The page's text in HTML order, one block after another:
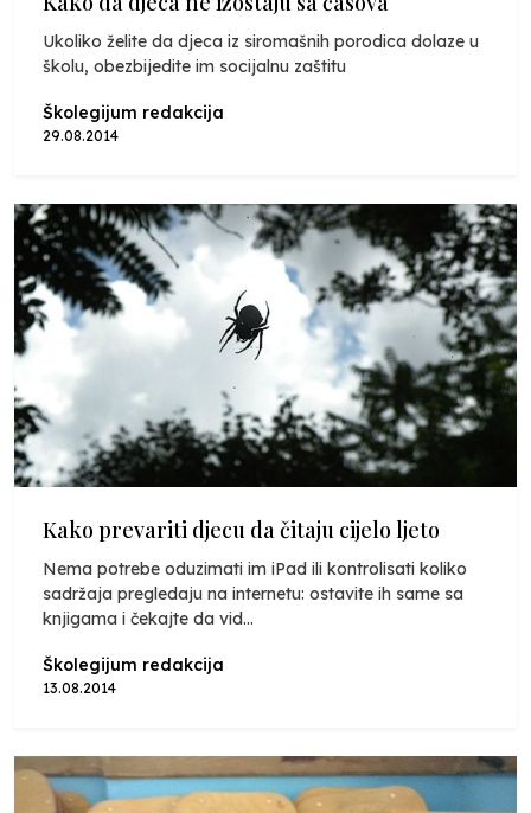
Ukoliko želite da djeca iz siromašnih porodica dolaze u
školu, obezbijedite im socijalnu zaštitu
Školegijum redakcija
29.08.2014
Kako prevariti djecu da čitaju cijelo ljeto
Nema potrebe oduzimati im iPad ili kontrolisati koliko
sadržaja pregledaju na internetu: ostavite ih same sa
knjigama i čekajte da vid...
Školegijum redakcija
13.08.2014